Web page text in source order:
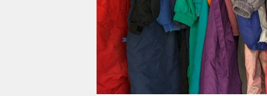
unterstützen
abo
genossenschaft
epaper login